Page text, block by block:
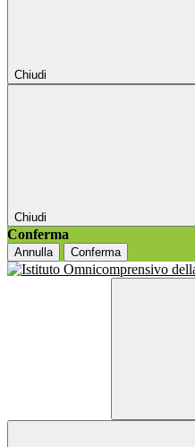
Chiudi
Chiudi
Conferma
Annulla Conferma